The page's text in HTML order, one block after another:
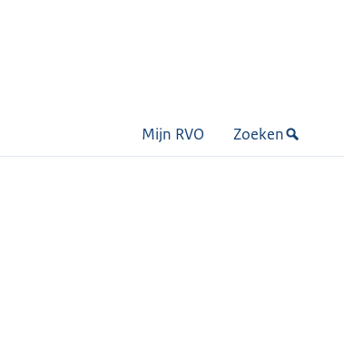
Mijn RVO Zoeken